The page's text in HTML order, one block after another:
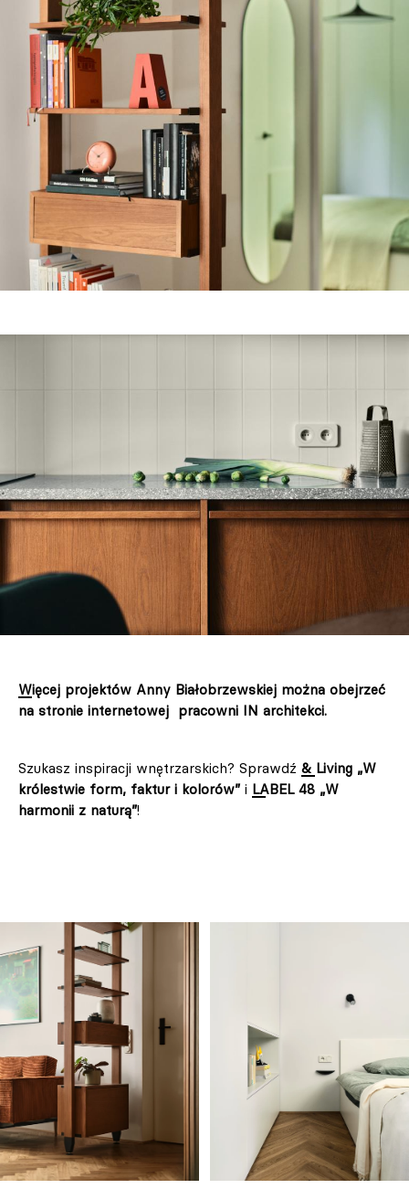
Więcej projektów Anny Białobrzewskiej można obejrzeć
na stronie internetowej pracowni IN architekci.
Szukasz inspiracji wnętrzarskich? Sprawdź & Living „W
królestwie form, faktur i kolorów” i LABEL 48 „W
harmonii z naturą”!